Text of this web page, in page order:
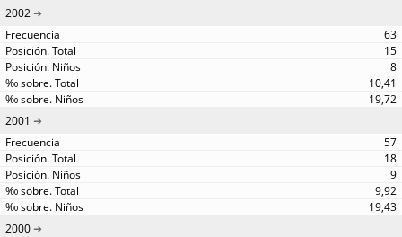
2002
63
15
8
10,41
19,72
2001
57
18
9
9,92
19,43
2000